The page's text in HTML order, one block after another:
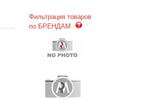
Фильтрация товаров
по БРЕНДАМ